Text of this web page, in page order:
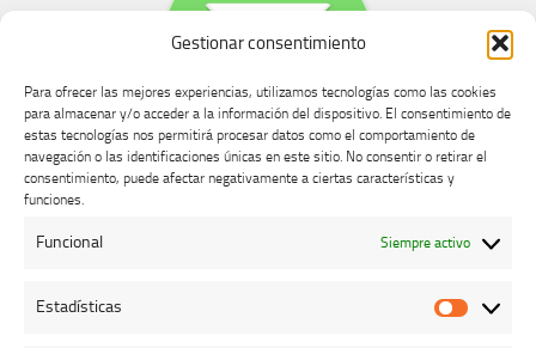
Gestionar consentimiento
Para ofrecer las mejores experiencias, utilizamos tecnologías como las cookies
para almacenar y/o acceder a la información del dispositivo. El consentimiento de
estas tecnologías nos permitirá procesar datos como el comportamiento de
navegación o las identificaciones únicas en este sitio. No consentir o retirar el
consentimiento, puede afectar negativamente a ciertas características y
funciones.
Funcional Siempre activo
Estadísticas
Buzón de dudas, quejas y sugerencias